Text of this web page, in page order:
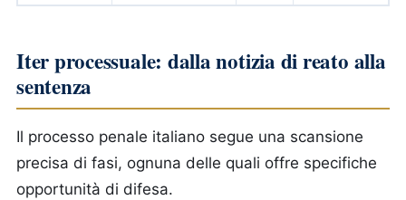
Iter processuale: dalla notizia di reato alla
sentenza
Il processo penale italiano segue una scansione
precisa di fasi, ognuna delle quali offre specifiche
opportunità di difesa.